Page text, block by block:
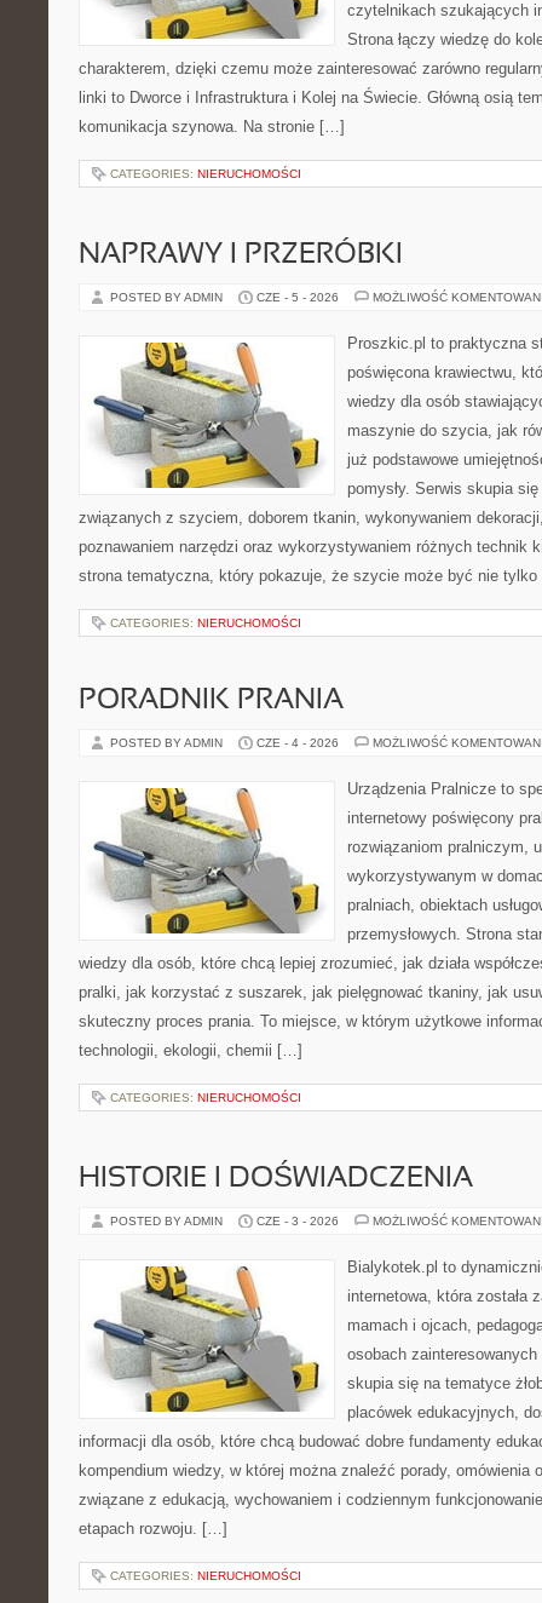
czytelnikach szukających
Strona łączy wiedzę do
charakterem, dzięki czemu może zainteresować zarówno
linki to Dworce i Infrastruktura i Kolej na Świecie. Główną osią
komunikacja szynowa. Na stronie […]
CATEGORIES: NIERUCHOMOŚCI
NAPRAWY I PRZERÓBKI
POSTED BY ADMIN CZE - 5 - 2026 MOŻLIWOŚĆ
Proszkic.pl to praktyczna
poświęcona krawiectwu,
wiedzy dla osób
maszynie do szycia, jak
już podstawowe
pomysły. Serwis skupia
związanych z szyciem, doborem tkanin, wykonywaniem
poznawaniem narzędzi oraz wykorzystywaniem różnych technik
strona tematyczna, który pokazuje, że szycie może być nie
CATEGORIES: NIERUCHOMOŚCI
PORADNIK PRANIA
POSTED BY ADMIN CZE - 4 - 2026 MOŻLIWOŚĆ
Urządzenia Pralnicze to
internetowy poświęcony
rozwiązaniom pralniczym,
wykorzystywanym w
pralniach, obiektach
przemysłowych. Strona
wiedzy dla osób, które chcą lepiej zrozumieć, jak działa
pralki, jak korzystać z suszarek, jak pielęgnować tkaniny, jak
skuteczny proces prania. To miejsce, w którym użytkowe
technologii, ekologii, chemii […]
CATEGORIES: NIERUCHOMOŚCI
HISTORIE I DOŚWIADCZENIA
POSTED BY ADMIN CZE - 3 - 2026 MOŻLIWOŚĆ
Bialykotek.pl to
internetowa, która została
mamach i ojcach,
osobach
skupia się na tematyce
placówek edukacyjnych,
informacji dla osób, które chcą budować dobre fundamenty
kompendium wiedzy, w której można znaleźć porady, omówienia
związane z edukacją, wychowaniem i codziennym
etapach rozwoju. […]
CATEGORIES: NIERUCHOMOŚCI